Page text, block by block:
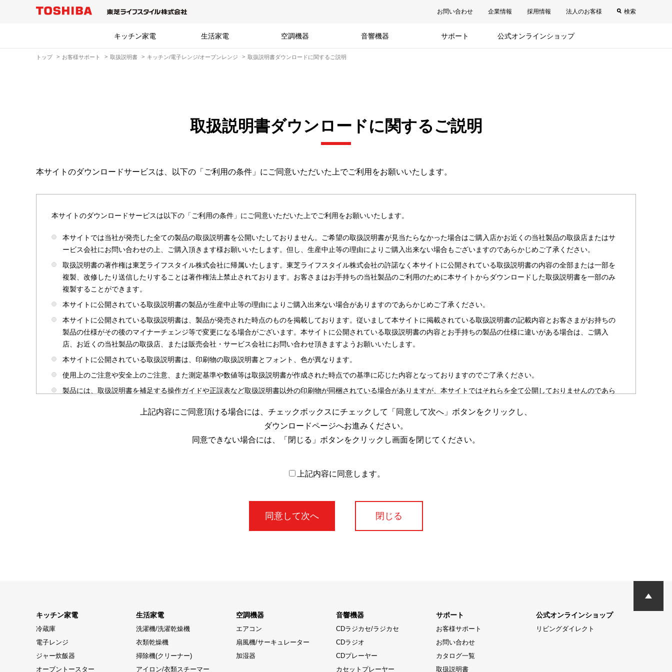
お問い合わせ 企業情報 採用情報 法人のお客様 検索
キッチン家電 生活家電 空調機器 音響機器 サポート 公式オンラインショップ
トップ お客様サポート 取扱説明書 キッチン/電子レンジ/オーブンレンジ 取扱説明書ダウンロードに関するご説明
取扱説明書ダウンロードに関するご説明
本サイトのダウンロードサービスは、以下の「ご利用の条件」にご同意いただいた上でご利用をお願いいたします。
本サイトのダウンロードサービスは以下の「ご利用の条件」にご同意いただいた上でご利用をお願いいたします。
本サイトでは当社が発売した全ての製品の取扱説明書を公開いたしておりません。ご希望の取扱説明書が見当たらなかった場合はご購入店かお近くの当社製品の取扱店またはサ
ービス会社にお問い合わせの上、ご購入頂きます様お願いいたします。但し、生産中止等の理由によりご購入出来ない場合もございますのであらかじめご了承ください。
取扱説明書の著作権は東芝ライフスタイル株式会社に帰属いたします。東芝ライフスタイル株式会社の許諾なく本サイトに公開されている取扱説明書の内容の全部または一部を
複製、改修したり送信したりすることは著作権法上禁止されております。お客さまはお手持ちの当社製品のご利用のために本サイトからダウンロードした取扱説明書を一部のみ
複製することができます。
本サイトに公開されている取扱説明書の製品が生産中止等の理由によりご購入出来ない場合がありますのであらかじめご了承ください。
本サイトに公開されている取扱説明書は、製品が発売された時点のものを掲載しております。従いまして本サイトに掲載されている取扱説明書の記載内容とお客さまがお持ちの
製品の仕様がその後のマイナーチェンジ等で変更になる場合がございます。本サイトに公開されている取扱説明書の内容とお手持ちの製品の仕様に違いがある場合は、ご購入
店、お近くの当社製品の取扱店、または販売会社・サービス会社にお問い合わせ頂きますようお願いいたします。
本サイトに公開されている取扱説明書は、印刷物の取扱説明書とフォント、色が異なります。
使用上のご注意や安全上のご注意、また測定基準や数値等は取扱説明書が作成された時点での基準に応じた内容となっておりますのでご了承ください。
製品には、取扱説明書を補足する操作ガイドや正誤表など取扱説明書以外の印刷物が同梱されている場合がありますが、本サイトではそれらを全て公開しておりませんのであら
本サイトのサービスは予告なく中止または内容を変更する場合がございますのであらかじめご了承ください。
場合がありますのであらかじめご了承ください。
上記内容にご同意頂ける場合には、チェックボックスにチェックして「同意して次へ」ボタンをクリックし、
ダウンロードページへお進みください。
同意できない場合には、「閉じる」ボタンをクリックし画面を閉じてください。
上記内容に同意します。
閉じる
キッチン家電
冷蔵庫
電子レンジ
ジャー炊飯器
オーブントースター
生活家電
洗濯機/洗濯乾燥機
衣類乾燥機
掃除機(クリーナー)
アイロン/衣類スチーマー
空調機器
エアコン
扇風機/サーキュレーター
加湿器
音響機器
CDラジカセ/ラジカセ
CDラジオ
CDプレーヤー
カセットプレーヤー
サポート
お客様サポート
お問い合わせ
カタログ一覧
取扱説明書
公式オンラインショップ
リビングダイレクト